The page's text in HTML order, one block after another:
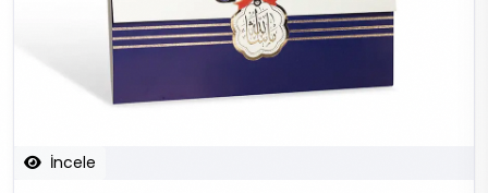
İncele